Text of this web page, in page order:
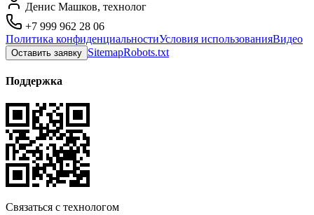
Денис Машков, технолог
+7 999 962 28 06
Политика конфиденциальностиУсловия использованияВидео
Оставить заявку SitemapRobots.txt
Поддержка
Связаться с технологом